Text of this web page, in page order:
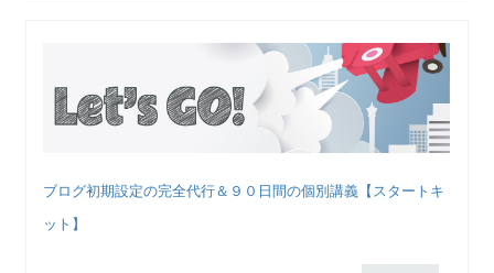
ブログ初期設定の完全代行＆９０日間の個別講義【スタートキ
ット】